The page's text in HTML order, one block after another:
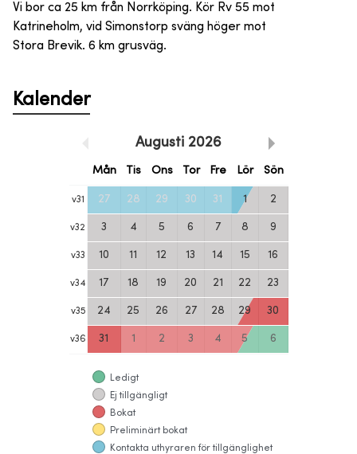
Vi bor ca 25 km från Norrköping. Kör Rv 55 mot
Katrineholm, vid Simonstorp sväng höger mot
Stora Brevik. 6 km grusväg.
Kalender
Augusti 2026
Mån Tis Ons Tor Fre Lör Sön
v31 27 28 29 30 31 1 2
v32 3 4 5 6 7 8 9
v33 10 11 12 13 14 15 16
v34 17 18 19 20 21 22 23
v35 24 25 26 27 28 29 30
v36 31 1 2 3 4 5 6
Ledigt
Ej tillgängligt
Bokat
Preliminärt bokat
Kontakta uthyraren för tillgänglighet